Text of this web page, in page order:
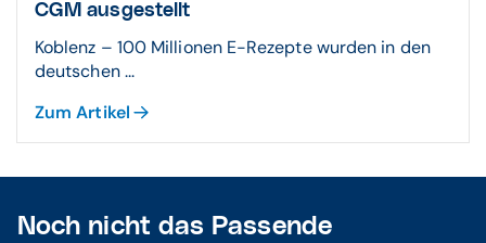
CGM ausgestellt
Koblenz – 100 Millionen E-Rezepte wurden in den
deutschen ...
Zum Artikel
Noch nicht das Passende